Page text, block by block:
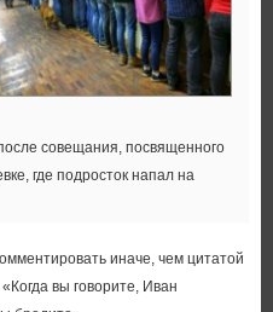
совещания, посвященного
где подросток напал на
иначе, чем цитатой
вы говорите, Иван